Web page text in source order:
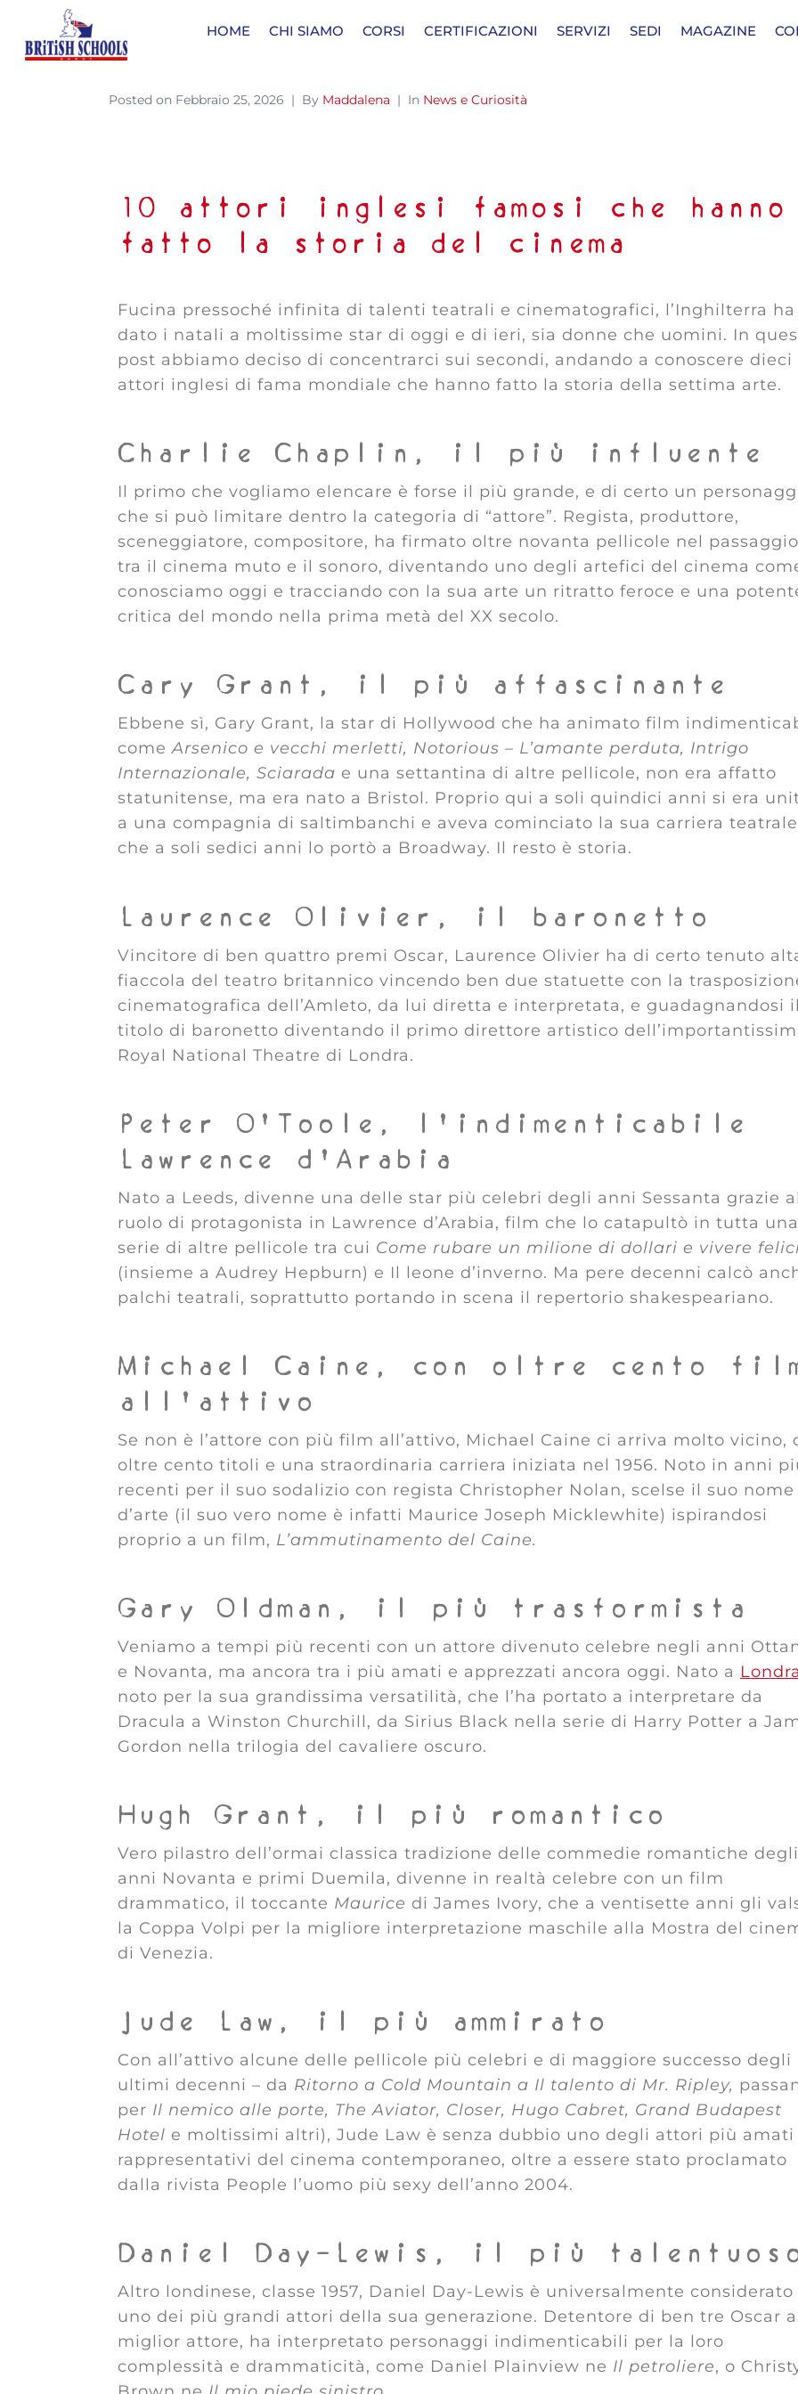
HOME CHI SIAMO CORSI CERTIFICAZIONI SERVIZI SEDI MAGAZINE
Posted on Febbraio 25, 2026 By Maddalena In News e Curiosità
10 attori inglesi famosi che hanno
fatto la storia del cinema
Fucina pressoché infinita di talenti teatrali e cinematografici, l’Inghilterra ha
dato i natali a moltissime star di oggi e di ieri, sia donne che uomini. In
post abbiamo deciso di concentrarci sui secondi, andando a conoscere dieci
attori inglesi di fama mondiale che hanno fatto la storia della settima arte.
Charlie Chaplin, il più influente
Il primo che vogliamo elencare è forse il più grande, e di certo un
che si può limitare dentro la categoria di “attore”. Regista, produttore,
sceneggiatore, compositore, ha firmato oltre novanta pellicole nel passaggio
tra il cinema muto e il sonoro, diventando uno degli artefici del cinema
conosciamo oggi e tracciando con la sua arte un ritratto feroce e una
critica del mondo nella prima metà del XX secolo.
Cary Grant, il più affascinante
Ebbene sì, Gary Grant, la star di Hollywood che ha animato film
comeArsenico e vecchi merletti, Notorious – L’amante perduta, Intrigo
Internazionale, Sciarada e una settantina di altre pellicole, non era affatto
statunitense, ma era nato a Bristol. Proprio qui a soli quindici anni si era
a una compagnia di saltimbanchi e aveva cominciato la sua carriera
che a soli sedici anni lo portò a Broadway. Il resto è storia.
Laurence Olivier, il baronetto
Vincitore di ben quattro premi Oscar, Laurence Olivier ha di certo tenuto
fiaccola del teatro britannico vincendo ben due statuette con la
cinematografica dell’Amleto, da lui diretta e interpretata, e guadagnandosi il
titolo di baronetto diventando il primo direttore artistico
Royal National Theatre di Londra.
Peter O’Toole, l’indimenticabile
Lawrence d’Arabia
Nato a Leeds, divenne una delle star più celebri degli anni Sessanta grazie al
ruolo di protagonista in Lawrence d’Arabia, film che lo catapultò in tutta una
serie di altre pellicole tra cui Come rubare un milione di dollari e vivere
(insieme a Audrey Hepburn) e Il leone d’inverno. Ma pere decenni calcò
palchi teatrali, soprattutto portando in scena il repertorio shakespeariano.
Michael Caine, con oltre cento
all’attivo
Se non è l’attore con più film all’attivo, Michael Caine ci arriva molto vicino,
oltre cento titoli e una straordinaria carriera iniziata nel 1956. Noto in anni
recenti per il suo sodalizio con regista Christopher Nolan, scelse il suo nome
d’arte (il suo vero nome è infatti Maurice Joseph Micklewhite) ispirandosi
proprio a un film, L’ammutinamento del Caine.
Gary Oldman, il più trasformista
Veniamo a tempi più recenti con un attore divenuto celebre negli anni
e Novanta, ma ancora tra i più amati e apprezzati ancora oggi. Nato a Londra
noto per la sua grandissima versatilità, che l’ha portato a interpretare da
Dracula a Winston Churchill, da Sirius Black nella serie di Harry Potter a
Gordon nella trilogia del cavaliere oscuro.
Hugh Grant, il più romantico
Vero pilastro dell’ormai classica tradizione delle commedie romantiche degli
anni Novanta e primi Duemila, divenne in realtà celebre con un film
drammatico, il toccante Maurice di James Ivory, che a ventisette anni gli
la Coppa Volpi per la migliore interpretazione maschile alla Mostra del
di Venezia.
Jude Law, il più ammirato
Con all’attivo alcune delle pellicole più celebri e di maggiore successo degli
ultimi decenni – da Ritorno a Cold Mountain a Il talento di Mr. Ripley,
per Il nemico alle porte, The Aviator, Closer, Hugo Cabret, Grand Budapest
Hotel e moltissimi altri), Jude Law è senza dubbio uno degli attori più amati
rappresentativi del cinema contemporaneo, oltre a essere stato proclamato
dalla rivista People l’uomo più sexy dell’anno 2004.
Daniel Day-Lewis, il più
Altro londinese, classe 1957, Daniel Day-Lewis è universalmente considerato
uno dei più grandi attori della sua generazione. Detentore di ben tre Oscar
miglior attore, ha interpretato personaggi indimenticabili per la loro
complessità e drammaticità, come Daniel Plainview ne Il petroliere, o